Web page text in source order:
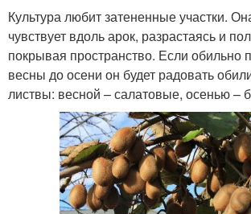
Культура любит затененные участки.
чувствует вдоль арок, разрастаясь и
покрывая пространство. Если обильно
весны до осени он будет радовать
листвы: весной – салатовые, осенью –